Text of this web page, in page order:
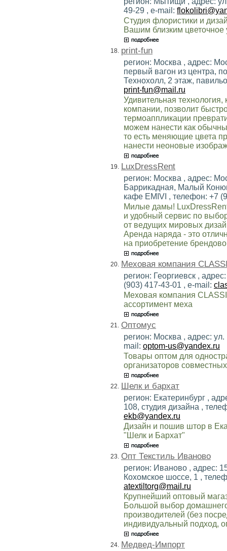
49-29 , e-mail:
Студия флористики и
Вашим близким цветочное
18. print-fun
регион: Москва , адрес:
первый вагон из центра,
Технохолл, 2 этаж,
print-fun@mail.ru
Удивительная
компании, позволит
термоаппликации
можем нанести как
то есть меняющие цвета
нанести неоновые
19. LuxDressRent
регион: Москва , адрес:
Баррикадная, Малый
кафе EMIVI , телефон: +7
Милые дамы!
и удобный сервис по
от ведущих мировых
Аренда наряда - это
на приобретение
20. Меховая компания
регион: Георгиевск ,
(903) 417-43-01 , e-mail:
Меховая компания
ассортимент меха
21. Оптомус
регион: Москва , адрес:
mail: optom-us@yandex.ru
Товары оптом для
организаторов
22. Шелк и бархат
регион: Екатеринбург ,
108, студия дизайна ,
ekb@yandex.ru
Дизайн и пошив штор в
"Шелк и Бархат"
23. Опт Текстиль Иваново
регион: Иваново , адрес:
Кохомское шоссе, 1 ,
atextiltorg@mail.ru
Крупнейший оптовый
Большой выбор
производителей (без
индивидуальный подход,
24. Медвед-Импорт